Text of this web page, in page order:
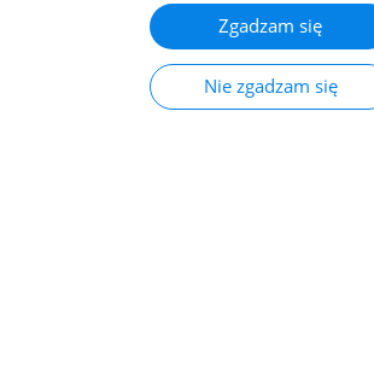
Zgadzam się
Nie zgadzam się
Mieczysław Bakuła,Robert Bąbel
Adv. Sci. Technol. Res. J. 2024; 18(8):86-95
https://doi.org/10.12913/22998624/193528